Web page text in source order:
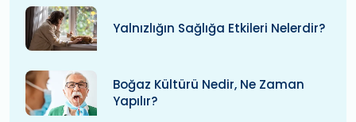
Yalnızlığın Sağlığa Etkileri Nelerdir?
Boğaz Kültürü Nedir, Ne Zaman
Yapılır?